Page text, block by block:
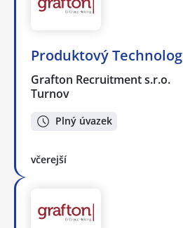
Produktový Technolog
Grafton Recruitment s.r.o.
Turnov
Plný úvazek
včerejší